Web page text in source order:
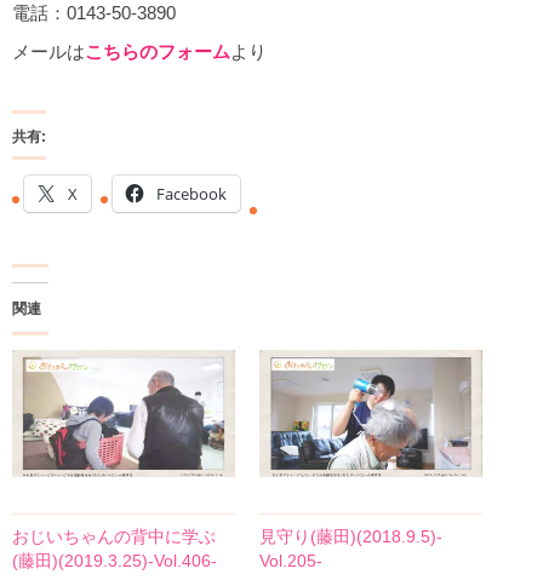
電話：0143-50-3890
メールはこちらのフォームより
共有:
X Facebook
関連
おじいちゃんの背中に学ぶ
(藤田)(2019.3.25)-Vol.406-
見守り(藤田)(2018.9.5)-
Vol.205-